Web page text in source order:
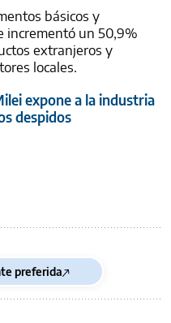
básicos y
incrementó un 50,9%
extranjeros y
locales.
expone a la industria
despidos
preferida